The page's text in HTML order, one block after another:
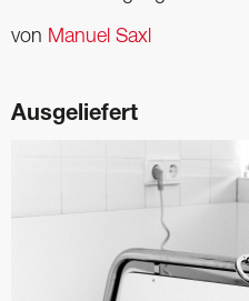
von Manuel Saxl
Ausgeliefert